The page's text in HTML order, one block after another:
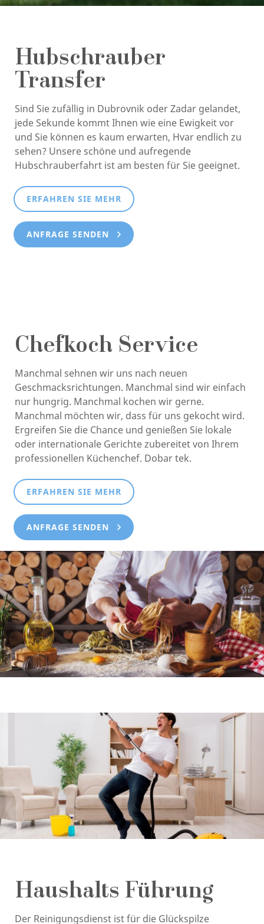
Hubschrauber
Transfer
Sind Sie zufällig in Dubrovnik oder Zadar gelandet,
jede Sekunde kommt Ihnen wie eine Ewigkeit vor
und Sie können es kaum erwarten, Hvar endlich zu
sehen? Unsere schöne und aufregende
Hubschrauberfahrt ist am besten für Sie geeignet.
ERFAHREN SIE MEHR
ANFRAGE SENDEN
Chefkoch Service
Manchmal sehnen wir uns nach neuen
Geschmacksrichtungen. Manchmal sind wir einfach
nur hungrig. Manchmal kochen wir gerne.
Manchmal möchten wir, dass für uns gekocht wird.
Ergreifen Sie die Chance und genießen Sie lokale
oder internationale Gerichte zubereitet von Ihrem
professionellen Küchenchef. Dobar tek.
ERFAHREN SIE MEHR
ANFRAGE SENDEN
Haushalts Führung
Der Reinigungsdienst ist für die Glückspilze